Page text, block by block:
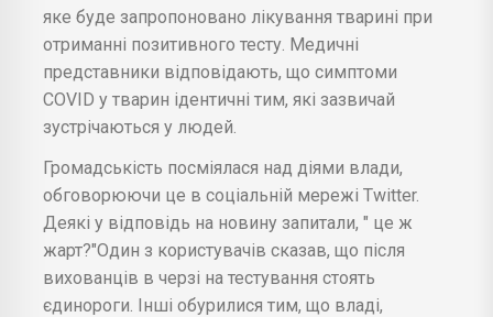
яке буде запропоновано лікування тварині при
отриманні позитивного тесту. Медичні
представники відповідають, що симптоми
COVID у тварин ідентичні тим, які зазвичай
зустрічаються у людей.
Громадськість посміялася над діями влади,
обговорюючи це в соціальній мережі Twitter.
Деякі у відповідь на новину запитали, " це ж
жарт?"Один з користувачів сказав, що після
вихованців в черзі на тестування стоять
єдинороги. Інші обурилися тим, що владі,